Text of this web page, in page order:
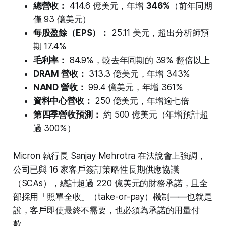
總營收： 414.6 億美元，年增 346% （前年同期
僅 93 億美元）
每股盈餘（EPS）： 25.11 美元，超出分析師預
期 17.4%
毛利率： 84.9%，較去年同期的 39% 翻倍以上
DRAM 營收： 313.3 億美元，年增 343%
NAND 營收： 99.4 億美元，年增 361%
資料中心營收： 250 億美元，年增逾七倍
第四季營收預測： 約 500 億美元（年增預計超
過 300%）
Micron 執行長 Sanjay Mehrotra 在法說會上強調，
公司已與 16 家客戶簽訂策略性長期供應協議
（SCAs），總計超過 220 億美元的財務承諾，且全
部採用「照單全收」（take-or-pay）機制——也就是
說，客戶即使最終不需要，也必須為承諾的用量付
款。